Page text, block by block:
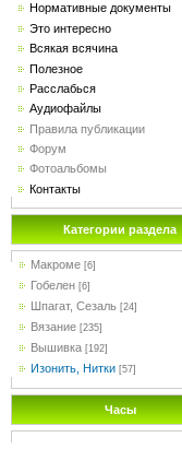
Нормативные документы
Это интересно
Всякая всячина
Полезное
Расслабься
Аудиофайлы
Правила публикации
Форум
Фотоальбомы
Контакты
Категории раздела
Макроме [6]
Гобелен [6]
Шпагат, Сезаль [24]
Вязание [235]
Вышивка [192]
Изонить, Нитки [57]
Часы